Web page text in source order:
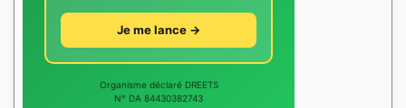
Je me lance →
Organisme déclaré DREETS
N° DA 84430382743